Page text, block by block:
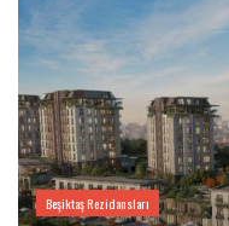
Beşiktaş Rezidansları